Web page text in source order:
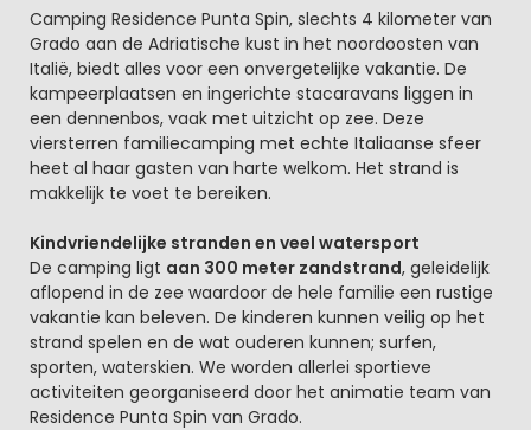
Beschrijving
Camping Residence Punta Spin, slechts 4 kilometer van
Grado aan de Adriatische kust in het noordoosten van
Italië, biedt alles voor een onvergetelijke vakantie. De
kampeerplaatsen en ingerichte stacaravans liggen in
een dennenbos, vaak met uitzicht op zee. Deze
viersterren familiecamping met echte Italiaanse sfeer
heet al haar gasten van harte welkom. Het strand is
makkelijk te voet te bereiken.
Kindvriendelijke stranden en veel watersport
De camping ligt aan 300 meter zandstrand, geleidelijk
aflopend in de zee waardoor de hele familie een rustige
vakantie kan beleven. De kinderen kunnen veilig op het
strand spelen en de wat ouderen kunnen; surfen,
sporten, waterskien. We worden allerlei sportieve
activiteiten georganiseerd door het animatie team van
Residence Punta Spin van Grado.